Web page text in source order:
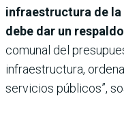
infraestructura de la
debe dar un respaldo
comunal del
infraestructura,
servicios públicos”,